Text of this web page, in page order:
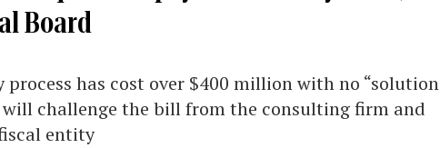
Board
has cost over $400 million with no “solution
challenge the bill from the consulting firm and
entity